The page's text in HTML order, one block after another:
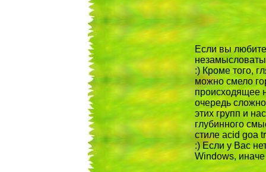
Если вы
:) Кроме того,
можно смело
происходящее
очередь
этих групп и
глубинного
стиле acid goa
:) Если у Вас
Windows,